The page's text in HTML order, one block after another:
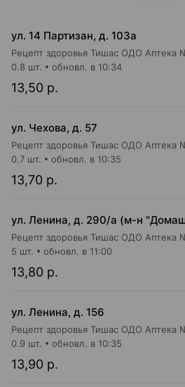
ул. 14 Партизан, д. 103а
Рецепт здоровья Тишас ОДО Аптека
13,50 р.
0.8 шт. обновл. в 10:34
ул. Чехова, д. 57
Рецепт здоровья Тишас ОДО Аптека
13,70 р.
0.7 шт. обновл. в 10:35
ул. Ленина, д. 290/а (м-н
Рецепт здоровья Тишас ОДО Аптека
13,80 р.
5 шт. обновл. в 11:00
ул. Ленина, д. 156
Рецепт здоровья Тишас ОДО Аптека
13,90 р.
0.9 шт. обновл. в 10:35